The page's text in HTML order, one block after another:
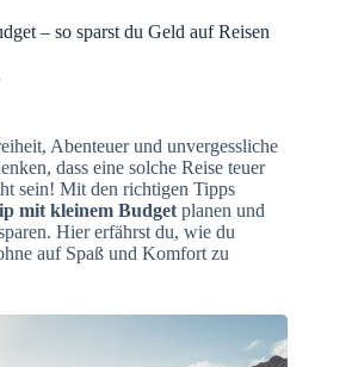
– so sparst du Geld auf Reisen
Abenteuer und unvergessliche
dass eine solche Reise teuer
sein! Mit den richtigen Tipps
mit kleinem Budget planen und
Hier erfährst du, wie du
auf Spaß und Komfort zu